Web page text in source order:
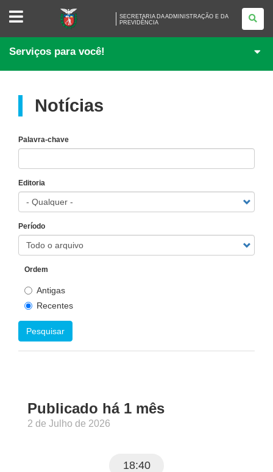
SECRETARIA
ADMINISTRAÇÃO
E
DA
PREVIDÊNCIA
SECRETARIA DA ADMINISTRAÇÃO E DA
PREVIDÊNCIA
Serviços para você!
Notícias
Palavra-chave
Editoria
Período
Ordem
Antigas
Recentes
Pesquisar
Publicado há 1 mês
2 de Julho de 2026
18:40